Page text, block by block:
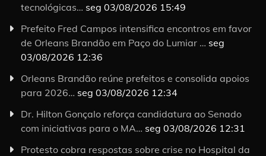
tecnológicas… seg 03/08/2026 15:49
Prefeito Fred Campos intensifica encontros em favor
de Orleans Brandão em Paço do Lumiar … seg
03/08/2026 12:36
Orleans Brandão reúne prefeitos e consolida apoios
para 2026… seg 03/08/2026 12:34
Dr. Hilton Gonçalo reforça candidatura ao Senado
com iniciativas para o MA… seg 03/08/2026 12:31
Protesto cobra respostas sobre crise no Hospital da